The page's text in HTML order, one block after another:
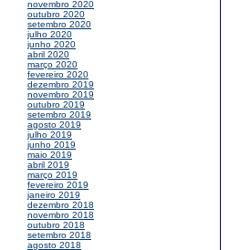
novembro 2020
outubro 2020
setembro 2020
julho 2020
junho 2020
abril 2020
março 2020
fevereiro 2020
dezembro 2019
novembro 2019
outubro 2019
setembro 2019
agosto 2019
julho 2019
junho 2019
maio 2019
abril 2019
março 2019
fevereiro 2019
janeiro 2019
dezembro 2018
novembro 2018
outubro 2018
setembro 2018
agosto 2018